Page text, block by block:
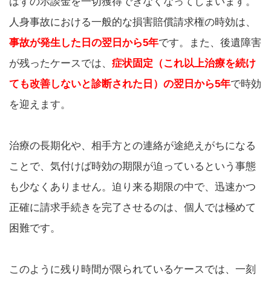
人身事故における一般的な損害賠償請求権の時効は、
事故が発生した日の翌日から5年です。また、後遺障害
が残ったケースでは、 症状固定（これ以上治療を続け
ても改善しないと診断された日）の翌日から5年で時効
を迎えます。
治療の長期化や、相手方との連絡が途絶えがちになる
ことで、気付けば時効の期限が迫っているという事態
も少なくありません。迫り来る期限の中で、迅速かつ
正確に請求手続きを完了させるのは、個人では極めて
困難です。
このように残り時間が限られているケースでは、一刻